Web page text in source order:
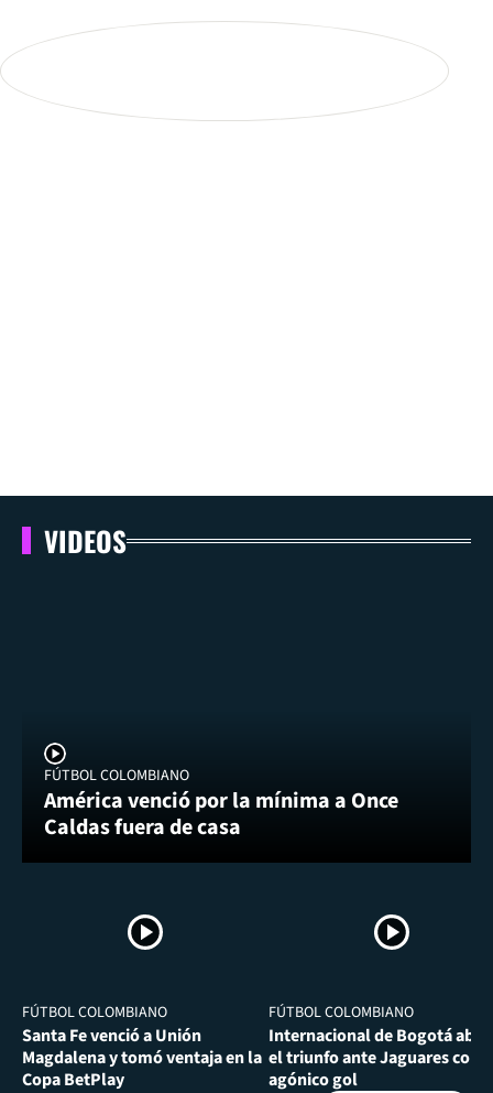
VIDEOS
FÚTBOL COLOMBIANO
América venció por la mínima a Once
Caldas fuera de casa
FÚTBOL COLOMBIANO
Santa Fe venció a Unión
Magdalena y tomó ventaja en la
Copa BetPlay
FÚTBOL COLOMBIANO
Internacional de Bogotá
el triunfo ante Jaguares con
agónico gol